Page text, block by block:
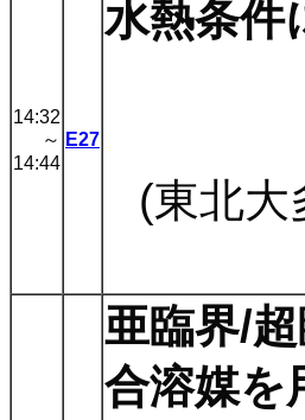
14:32
～
14:44
E27
水熱条件
(東北大
亜臨界/
合溶媒を